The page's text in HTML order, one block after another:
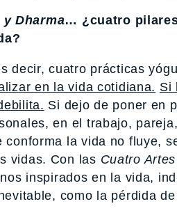
Dharma… ¿cuatro
decir, cuatro prácticas
en la vida cotidiana. Si
Si dejo de poner en
en el trabajo,
conforma la vida no fluye,
vidas. Con las Cuatro Artes
inspirados en la vida,
como la pérdida